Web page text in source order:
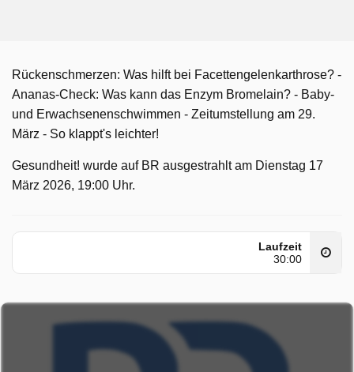
Rückenschmerzen: Was hilft bei Facettengelenkarthrose? -
Ananas-Check: Was kann das Enzym Bromelain? - Baby-
und Erwachsenenschwimmen - Zeitumstellung am 29.
März - So klappt's leichter!
Gesundheit! wurde auf BR ausgestrahlt am Dienstag 17
März 2026, 19:00 Uhr.
Laufzeit
30:00